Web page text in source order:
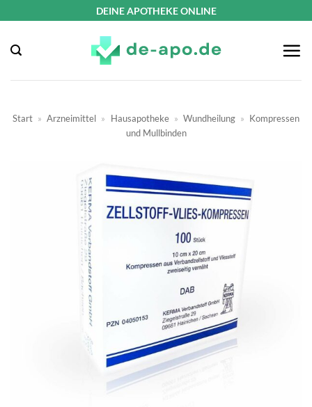
springen
DEINE APOTHEKE ONLINE
Start » Arzneimittel » Hausapotheke » Wundheilung » Kompressen
und Mullbinden